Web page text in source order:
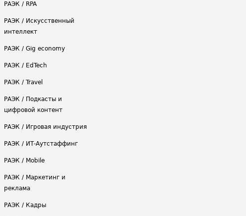
РАЭК / RPA
РАЭК / Искусственный
интеллект
РАЭК / Gig economy
РАЭК / EdTech
РАЭК / Travel
РАЭК / Подкасты и
цифровой контент
РАЭК / Игровая индустрия
РАЭК / ИТ-Аутстаффинг
РАЭК / Mobile
РАЭК / Маркетинг и
реклама
РАЭК / Кадры